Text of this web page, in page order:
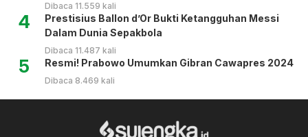
Dibaca 11.559 kali
4
Prestisius Ballon d’Or Bukti Ketangguhan Messi
Dalam Dunia Sepakbola
Dibaca 11.487 kali
5 Resmi! Prabowo Umumkan Gibran Cawapres 2024
Dibaca 8.469 kali